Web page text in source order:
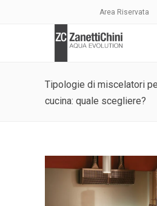
Area Riservata
Tipologie di miscelatori
cucina: quale scegliere?